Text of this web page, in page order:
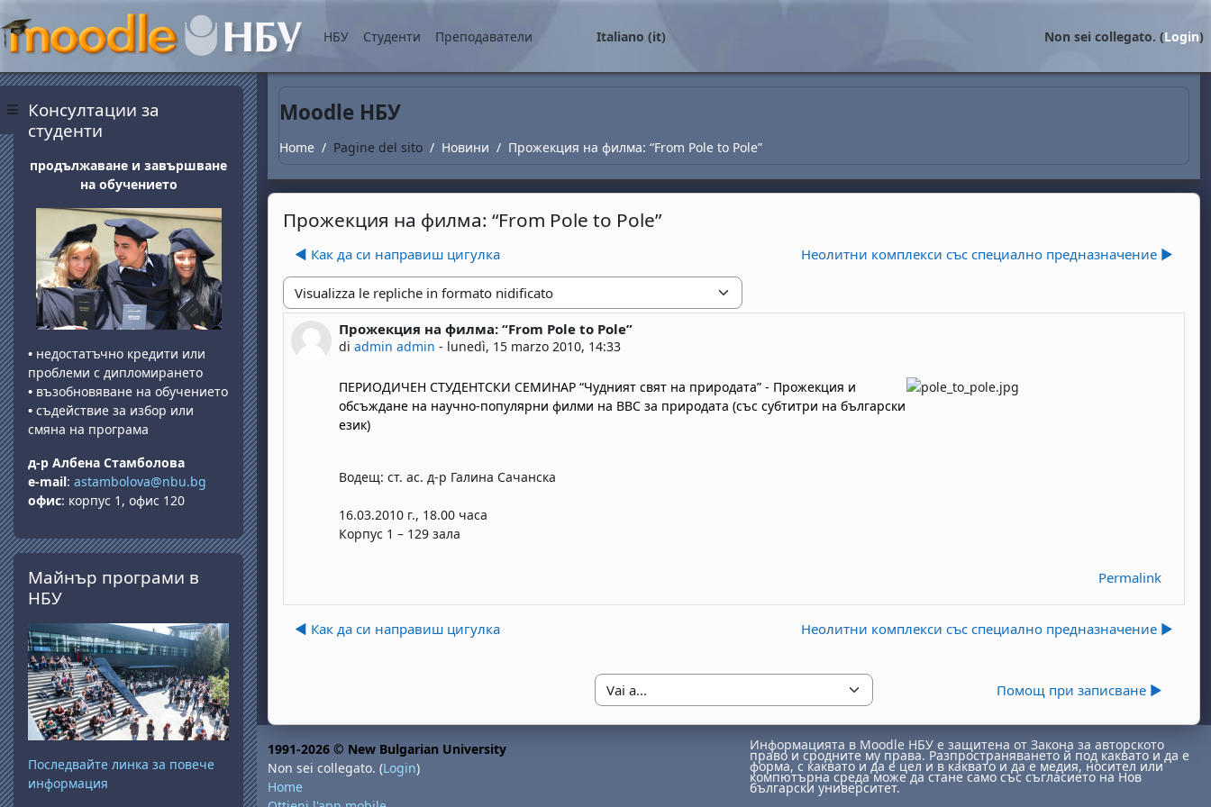
Pannello laterale
НБУ Студенти Преподаватели Italiano ‎(it)‎ Non sei collegato. (Login)
Moodle НБУ
Home Pagine del sito Новини Прожекция на филма: “From Pole to Pole”
Прожекция на филма: “From Pole to Pole”
◀︎ Как да си направиш цигулка Неолитни комплекси със специално предназначение ▶︎
Modalità visualizzazione
Прожекция на филма: “From Pole to Pole”
di admin admin - lunedì, 15 marzo 2010, 14:33
Numero di risposte: 0
ПЕРИОДИЧЕН СТУДЕНТСКИ СЕМИНАР “Чудният свят на природата” - Прожекция и
обсъждане на научно-популярни филми на BBC за природата (със субтитри на български
език)
Водещ: ст. ас. д-р Галина Сачанска
16.03.2010 г., 18.00 часа
Корпус 1 – 129 зала
Permalink
◀︎ Как да си направиш цигулка Неолитни комплекси със специално предназначение ▶︎
Vai a... Помощ при записване ▶︎
Blocchi
Консултации за
студенти
продължаване и завършване
на обучението
• недостатъчно кредити или
проблеми с дипломирането
• възобновяване на обучението
• съдействие за избор или
смяна на програма
д-р Албена Стамболова
e-mail: astambolova@nbu.bg
офис: корпус 1, офис 120
Salta Майнър програми в НБУ
Майнър програми в
НБУ
Последвайте линка за повече
информация
Информацията в Moodle НБУ е защитена от Закона за авторското
право и сродните му права. Разпространяването й под каквато и да е
форма, с каквато и да е цел и в каквато и да е медия, носител или
компютърна среда може да стане само със съгласието на Нов
български университет.
1991-2026 © New Bulgarian University
Non sei collegato. (Login)
Home